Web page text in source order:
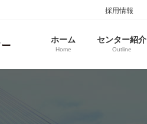
採用情報
ホーム
Home
センター紹介
Outline